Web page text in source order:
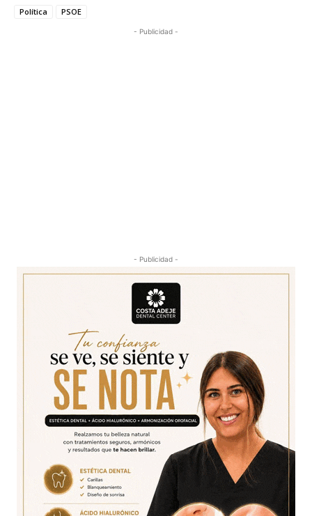
Política
PSOE
- Publicidad -
- Publicidad -